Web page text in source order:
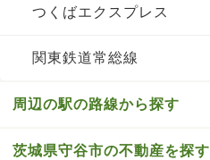
つくばエクスプレス
関東鉄道常総線
周辺の駅の路線から探す
茨城県守谷市の不動産を探す